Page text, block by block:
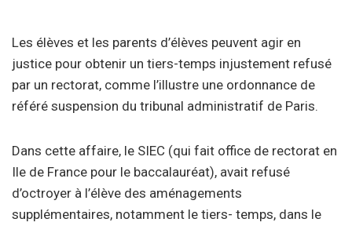
Les élèves et les parents d’élèves peuvent agir en
justice pour obtenir un tiers-temps injustement refusé
par un rectorat, comme l’illustre une ordonnance de
référé suspension du tribunal administratif de Paris.
Dans cette affaire, le SIEC (qui fait office de rectorat en
Ile de France pour le baccalauréat), avait refusé
d’octroyer à l’élève des aménagements
supplémentaires, notamment le tiers- temps, dans le